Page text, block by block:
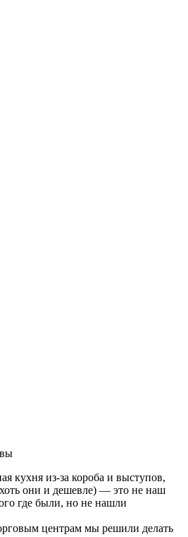
кухня из-за короба и выступов,
они и дешевле) — это не наш
где были, но не нашли
центрам мы решили делать